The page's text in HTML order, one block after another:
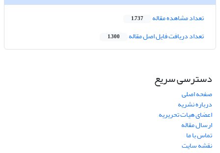
تعداد مشاهده مقاله 1,737
تعداد دریافت فایل اصل مقاله 1,300
دسترسی سریع
صفحه اصلی
درباره نشریه
اعضای هیات تحریریه
ارسال مقاله
تماس با ما
نقشه سایت